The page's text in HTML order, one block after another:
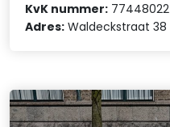
KvK nummer: 77448022
Adres: Waldeckstraat 38